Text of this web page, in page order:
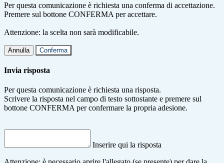
Per questa comunicazione è richiesta una conferma di accettazione.
Premere sul bottone CONFERMA per accettare.
Attenzione: la scelta non sarà modificabile.
Annulla Conferma
Invia risposta
Per questa comunicazione è richiesta una risposta.
Scrivere la risposta nel campo di testo sottostante e premere sul
bottone CONFERMA per confermare la propria adesione.
Inserire qui la risposta